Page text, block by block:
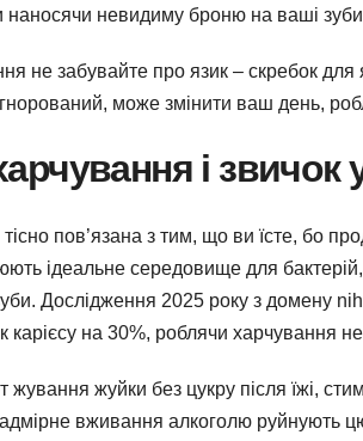
наносячи невидиму броню на ваші
не забувайте про язик – скребок
може змінити ваш день,
і звичок
тісно пов’язана з тим, що ви їсте, бо
ідеальне середовище для бактерій,
Дослідження 2025 року з домену
карієсу на 30%, роблячи харчування
жування жуйки без цукру після їжі,
вживання алкоголю руйнують